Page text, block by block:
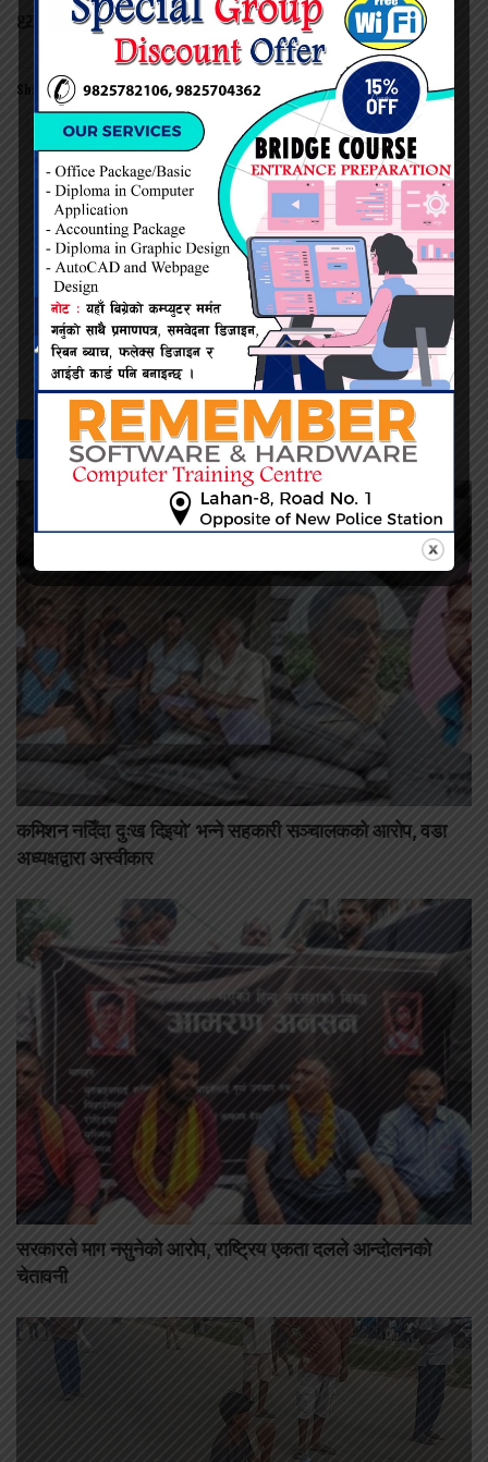
ध्यानाकर्षण गराउनुपर्ने माग गरे।
Share this:
Twitter Facebook
प्रदिप सिंह
सम्बन्धित -समाचार
कमिशन नदिँदा दुःख दिइयो’ भन्ने सहकारी सञ्चालकको आरोप, वडा
अध्यक्षद्वारा अस्वीकार
सरकारले माग नसुनेको आरोप, राष्ट्रिय एकता दलले आन्दोलनको
चेतावनी